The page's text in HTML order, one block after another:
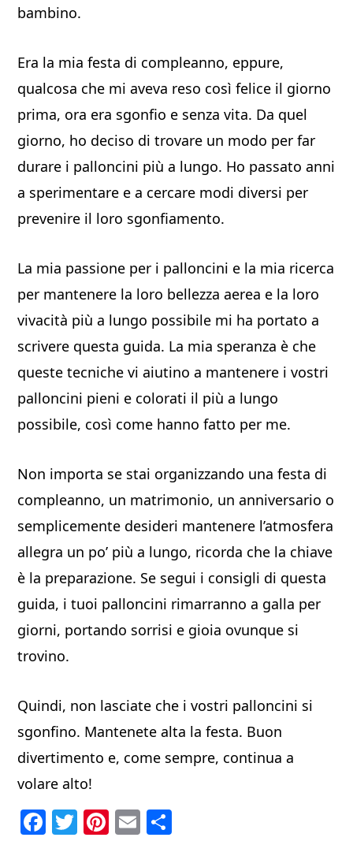
bambino.
Era la mia festa di compleanno, eppure,
qualcosa che mi aveva reso così felice il giorno
prima, ora era sgonfio e senza vita. Da quel
giorno, ho deciso di trovare un modo per far
durare i palloncini più a lungo. Ho passato anni
a sperimentare e a cercare modi diversi per
prevenire il loro sgonfiamento.
La mia passione per i palloncini e la mia ricerca
per mantenere la loro bellezza aerea e la loro
vivacità più a lungo possibile mi ha portato a
scrivere questa guida. La mia speranza è che
queste tecniche vi aiutino a mantenere i vostri
palloncini pieni e colorati il più a lungo
possibile, così come hanno fatto per me.
Non importa se stai organizzando una festa di
compleanno, un matrimonio, un anniversario o
semplicemente desideri mantenere l’atmosfera
allegra un po’ più a lungo, ricorda che la chiave
è la preparazione. Se segui i consigli di questa
guida, i tuoi palloncini rimarranno a galla per
giorni, portando sorrisi e gioia ovunque si
trovino.
Quindi, non lasciate che i vostri palloncini si
sgonfino. Mantenete alta la festa. Buon
divertimento e, come sempre, continua a
volare alto!
F
T
Pi E